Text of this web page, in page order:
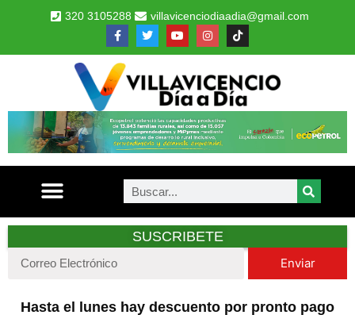
320 3105288 villavicenciodiaadia@gmail.com
SUSCRIBETE
Enviar
Hasta el lunes hay descuento por pronto pago